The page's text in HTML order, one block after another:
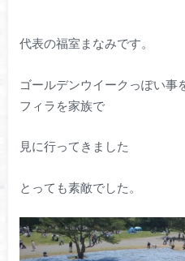
代表の福室まなみです。
ゴールデンウイークっぽい事
フィラを家族で
見に行ってきました
とっても素敵でした。